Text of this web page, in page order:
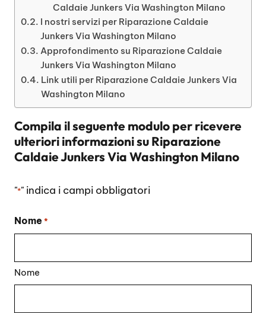
Caldaie Junkers Via Washington Milano
I nostri servizi per Riparazione Caldaie
Junkers Via Washington Milano
Approfondimento su Riparazione Caldaie
Junkers Via Washington Milano
Link utili per Riparazione Caldaie Junkers Via
Washington Milano
Compila il seguente modulo per ricevere
ulteriori informazioni suRiparazione
Caldaie Junkers Via Washington Milano
"*" indica i campi obbligatori
Nome *
Nome